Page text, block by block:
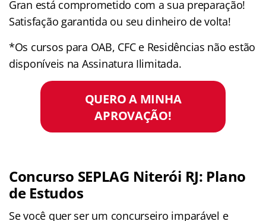
Gran está comprometido com a sua preparação!
Satisfação garantida ou seu dinheiro de volta!
*Os cursos para OAB, CFC e Residências não estão
disponíveis na Assinatura Ilimitada.
QUERO A MINHA
APROVAÇÃO!
Concurso SEPLAG Niterói RJ: Plano
de Estudos
Se você quer ser um concurseiro imparável e